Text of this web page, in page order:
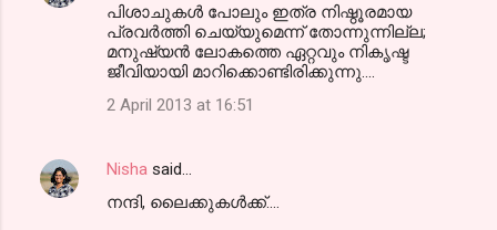
പിശാചുകള്‍ പോലും ഇത്ര നിഷ്ഠൂരമായ
പ്രവര്‍ത്തി ചെയ്യുമെന്ന് തോന്നുന്നില്ല;
മനുഷ്യന്‍ ലോകത്തെ ഏറ്റവും നികൃഷ്ട
ജീവിയായി മാറിക്കൊണ്ടിരിക്കുന്നു....
2 April 2013 at 16:51
Nisha said…
നന്ദി, ലൈക്കുകള്‍ക്ക്....